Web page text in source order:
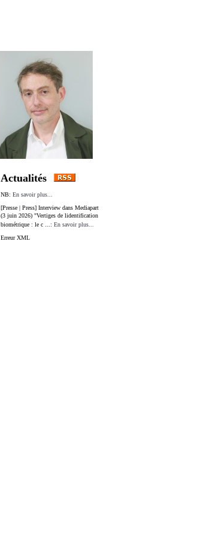
Actualités
NB: En savoir plus...
[Presse | Press] Interview dans Mediapart
(3 juin 2026) "Vertiges de lidentification
biométrique : le c ...: En savoir plus...
Erreur XML